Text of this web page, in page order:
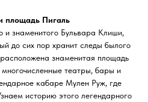
площадь Пигаль
и знаменитого Бульвара Клиши,
до сих пор хранит следы былого
знаменитая площадь
театры, бары и
кабаре Мулен Руж, где
историю этого легендарного